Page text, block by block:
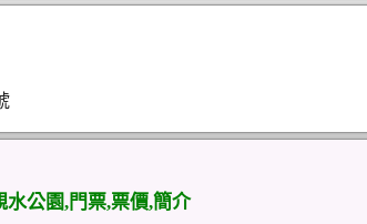
水公園,門票,票價,簡介